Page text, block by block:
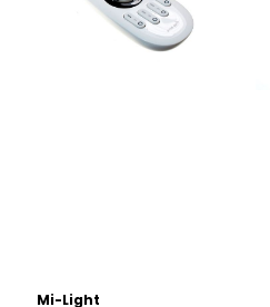
Mi-Light